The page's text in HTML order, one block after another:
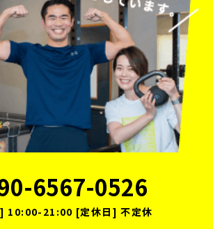
6567-0526
10:00-21:00 [定休日] 不定休